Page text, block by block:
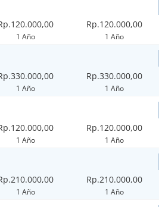
1 Año
Rp.120.000,00
1 Año
1 Año
Rp.330.000,00
1 Año
1 Año
Rp.120.000,00
1 Año
1 Año
Rp.210.000,00
1 Año